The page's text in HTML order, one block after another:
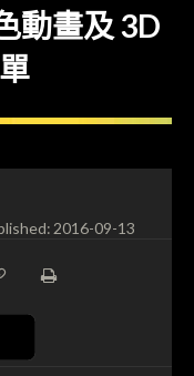
動畫及 3D
2016-09-13